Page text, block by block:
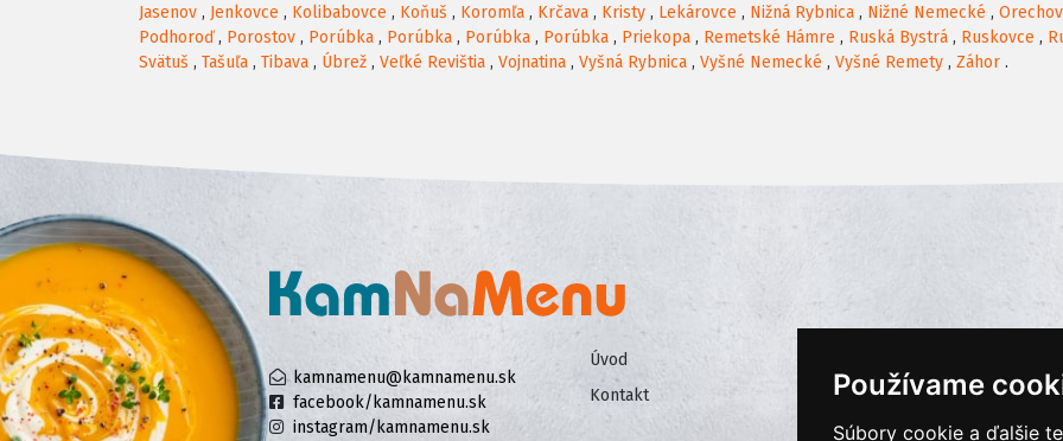
Používame
Súbory cookie a ďalšie
Jasenov , Jenkovce , Kolibabovce , Koňuš , Koromľa , Krčava , Kristy , Lekárovce , Nižná Rybnica , Nižné Nemecké ,
Podhoroď, Porostov , Porúbka , Porúbka , Porúbka , Porúbka , Priekopa , Remetské Hámre , Ruská Bystrá , Ruskovce ,
Svätuš , Tašuľa , Tibava , Úbrež , Veľké Revištia , Vojnatina , Vyšná Rybnica , Vyšné Nemecké , Vyšné Remety , Záhor .
kamnamenu@kamnamenu.sk
facebook/kamnamenu.sk
instagram/kamnamenu.sk
Úvod
Kontakt
Ochrana osobných údajov
Cookies